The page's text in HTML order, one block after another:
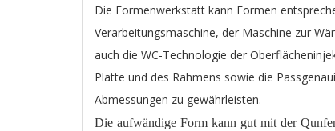
Die Formenwerkstatt kann Formen
Verarbeitungsmaschine, der Maschine zur
auch die WC-Technologie der
Platte und des Rahmens sowie die
Abmessungen zu gewährleisten.
Die aufwändige Form kann gut mit der